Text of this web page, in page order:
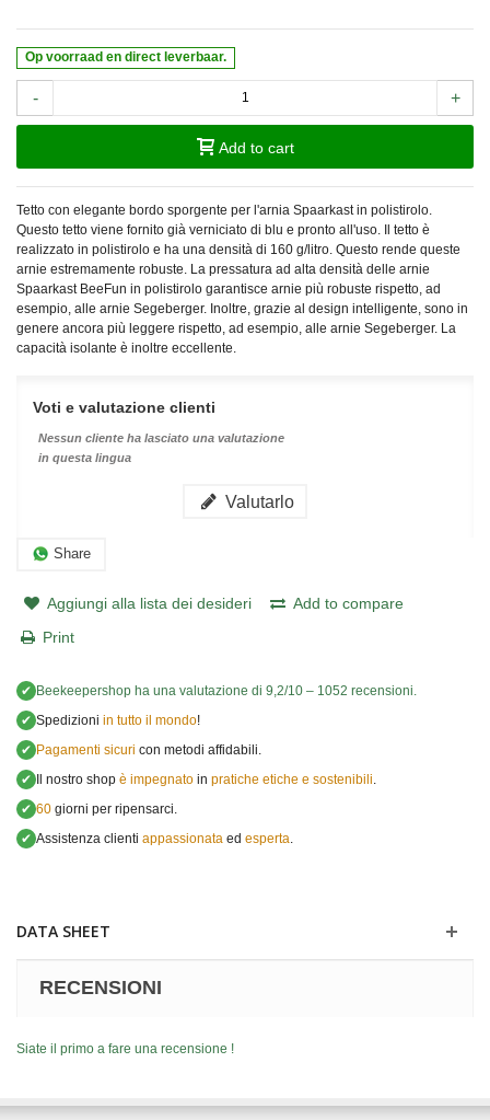
Op voorraad en direct leverbaar.
- +
Add to cart
Tetto con elegante bordo sporgente per l'arnia Spaarkast in polistirolo.
Questo tetto viene fornito già verniciato di blu e pronto all'uso. Il tetto è
realizzato in polistirolo e ha una densità di 160 g/litro. Questo rende queste
arnie estremamente robuste. La pressatura ad alta densità delle arnie
Spaarkast BeeFun in polistirolo garantisce arnie più robuste rispetto, ad
esempio, alle arnie Segeberger. Inoltre, grazie al design intelligente, sono in
genere ancora più leggere rispetto, ad esempio, alle arnie Segeberger. La
capacità isolante è inoltre eccellente.
Voti e valutazione clienti
Nessun cliente ha lasciato una valutazione
in questa lingua
Valutarlo
Share
Aggiungi alla lista dei desideri
Add to compare
Print
✔ Beekeepershop ha una valutazione di 9,2/10 – 1052 recensioni.
✔ Spedizioni in tutto il mondo!
✔ Pagamenti sicuri con metodi affidabili.
✔ Il nostro shop è impegnato in pratiche etiche e sostenibili
✔ 60 giorni per ripensarci.
✔ Assistenza clienti appassionata ed esperta
DATA SHEET
RECENSIONI
Siate il primo a fare una recensione !